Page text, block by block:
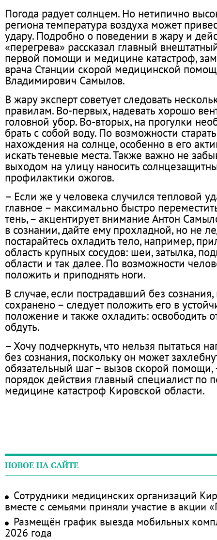
Погода радует солнцем. Но нетипично
региона температура воздуха может
удару. Подробно о поведении в жару и
«перегрева» рассказал главный
первой помощи и медицине катастроф,
врача Станции скорой медицинской
Владимирович Самылов.
В жару эксперт советует следовать
правилам. Во-первых, надевать хорошо
головной убор. Во-вторых, на прогулки
брать с собой воду. По возможности
нахождения на солнце, особенно в его
искать теневые места. Также важно не
выходом на улицу наносить
профилактики ожогов.
– Если же у человека случился тепловой
главное – максимально быстро
тень, – акцентирует внимание Антон
в сознании, дайте ему прохладной, но не
постарайтесь охладить тело, например,
область крупных сосудов: шеи, затылка,
области и так далее. По возможности
положить и приподнять ноги.
В случае, если пострадавший без
сохранено – следует положить его в
положение и также охладить: освободить
обдуть.
– Хочу подчеркнуть, что нельзя пытаться
без сознания, поскольку он может
обязательный шаг – вызов скорой помощи,
порядок действия главный специалист по
медицине катастроф Кировской области.
НОВОЕ НА САЙТЕ
Сотрудники медицинских организаций
вместе с семьями приняли участие в акции
Размещён график выезда мобильных
2026 года